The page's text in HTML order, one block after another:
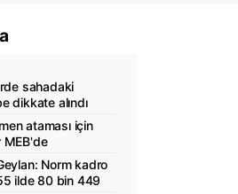
sahadaki
dikkate alındı
ataması için
MEB'de
Norm kadro
ilde 80 bin 449